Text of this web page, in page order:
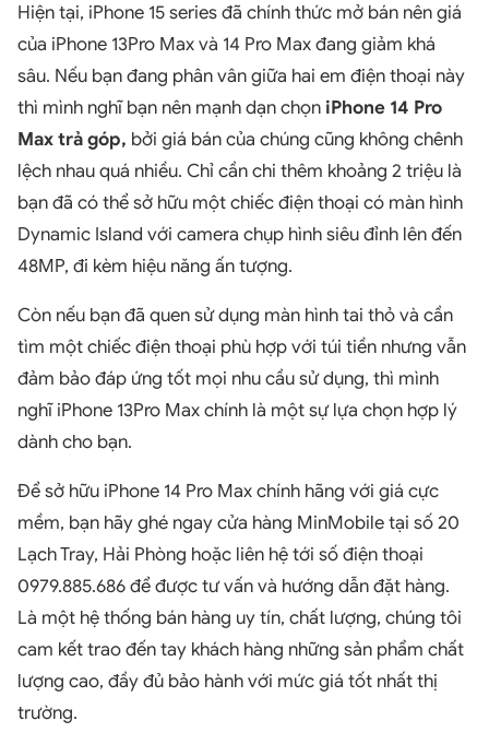
Hiện tại, iPhone 15 series đã chính thức mở bán nên giá
của iPhone 13Pro Max và 14 Pro Max đang giảm khá
sâu. Nếu bạn đang phân vân giữa hai em điện thoại này
thì mình nghĩ bạn nên mạnh dạn chọn iPhone 14 Pro
Max trả góp, bởi giá bán của chúng cũng không chênh
lệch nhau quá nhiều. Chỉ cần chi thêm khoảng 2 triệu là
bạn đã có thể sở hữu một chiếc điện thoại có màn hình
Dynamic Island với camera chụp hình siêu đỉnh lên đến
48MP, đi kèm hiệu năng ấn tượng.
Còn nếu bạn đã quen sử dụng màn hình tai thỏ và cần
tìm một chiếc điện thoại phù hợp với túi tiền nhưng vẫn
đảm bảo đáp ứng tốt mọi nhu cầu sử dụng, thì mình
nghĩ iPhone 13Pro Max chính là một sự lựa chọn hợp lý
dành cho bạn.
Để sở hữu iPhone 14 Pro Max chính hãng với giá cực
mềm, bạn hãy ghé ngay cửa hàng MinMobile tại số 20
Lạch Tray, Hải Phòng hoặc liên hệ tới số điện thoại
0979.885.686 để được tư vấn và hướng dẫn đặt hàng.
Là một hệ thống bán hàng uy tín, chất lượng, chúng tôi
cam kết trao đến tay khách hàng những sản phẩm chất
lượng cao, đầy đủ bảo hành với mức giá tốt nhất thị
trường.